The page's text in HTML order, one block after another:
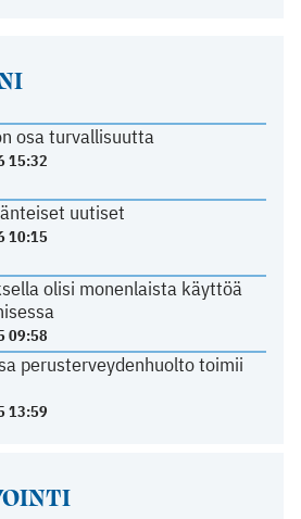
osa turvallisuutta
15:32
uutiset
10:15
olisi monenlaista käyttöä
09:58
perusterveydenhuolto toimii
13:59